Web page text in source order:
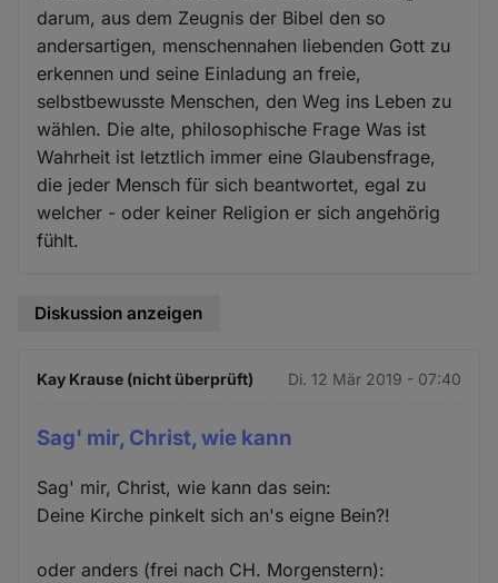
darum, aus dem Zeugnis der Bibel den so
andersartigen, menschennahen liebenden Gott zu
erkennen und seine Einladung an freie,
selbstbewusste Menschen, den Weg ins Leben zu
wählen. Die alte, philosophische Frage Was ist
Wahrheit ist letztlich immer eine Glaubensfrage,
die jeder Mensch für sich beantwortet, egal zu
welcher - oder keiner Religion er sich angehörig
fühlt.
Diskussion anzeigen
Kay Krause (nicht überprüft) Di. 12 Mär 2019 - 07:40
Sag' mir, Christ, wie kann
Sag' mir, Christ, wie kann das sein:
Deine Kirche pinkelt sich an's eigne Bein?!
oder anders (frei nach CH. Morgenstern):